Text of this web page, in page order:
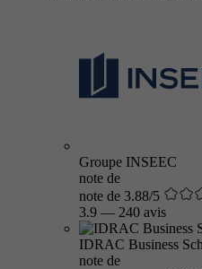
Groupe INSEEC
note de
note de 3.88/5
3.9 — 240 avis
IDRAC Business
note de